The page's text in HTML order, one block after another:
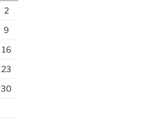
2
9
16
23
30